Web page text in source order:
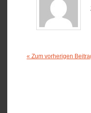
« Zum vorherigen